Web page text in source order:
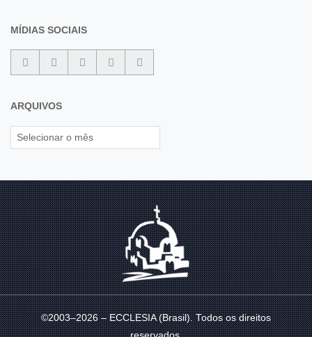
MÍDIAS SOCIAIS
ARQUIVOS
©2003–2026 – ECCLESIA (Brasil). Todos os direitos